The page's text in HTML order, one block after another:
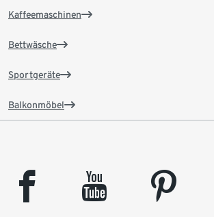
Kaffeemaschinen
Bettwäsche
Sportgeräte
Balkonmöbel
facebook youtube pinterest